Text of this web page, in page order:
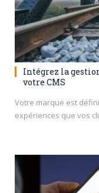
Intégrez la
votre CMS
Votre marque est
expériences que vos